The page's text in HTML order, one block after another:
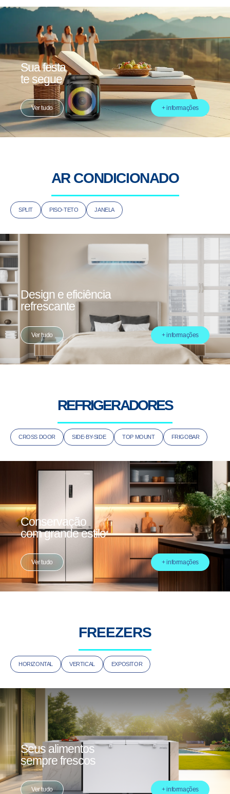
Sua festa
te segue
Ver tudo + informações
AR CONDICIONADO
SPLIT PISO-TETO JANELA
Design e eficiência
refrescante
Ver tudo + informações
REFRIGERADORES
CROSS DOOR SIDE-BY-SIDE TOP MOUNT FRIGOBAR
Conservação
com grande estilo
Ver tudo + informações
FREEZERS
HORIZONTAL VERTICAL EXPOSITOR
Seus alimentos
sempre frescos
Ver tudo + informações